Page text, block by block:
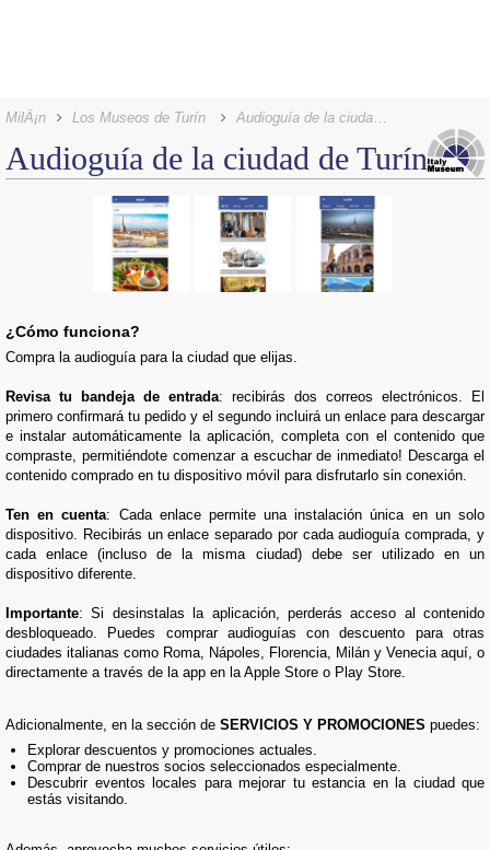
MilÃ¡n Los Museos de Turín Audioguía de la ciudad de Turín
Audioguía de la ciudad de Turín
¿Cómo funciona?
Compra la audioguía para la ciudad que elijas.
Revisa tu bandeja de entrada: recibirás dos correos electrónicos. El
primero confirmará tu pedido y el segundo incluirá un enlace para descargar
e instalar automáticamente la aplicación, completa con el contenido que
compraste, permitiéndote comenzar a escuchar de inmediato! Descarga el
contenido comprado en tu dispositivo móvil para disfrutarlo sin conexión.
Ten en cuenta: Cada enlace permite una instalación única en un solo
dispositivo. Recibirás un enlace separado por cada audioguía comprada, y
cada enlace (incluso de la misma ciudad) debe ser utilizado en un
dispositivo diferente.
Importante: Si desinstalas la aplicación, perderás acceso al contenido
desbloqueado. Puedes comprar audioguías con descuento para otras
ciudades italianas como Roma, Nápoles, Florencia, Milán y Venecia aquí, o
directamente a través de la app en la Apple Store o Play Store.
Adicionalmente, en la sección de SERVICIOS Y PROMOCIONES puedes:
Explorar descuentos y promociones actuales.
Comprar de nuestros socios seleccionados especialmente.
Descubrir eventos locales para mejorar tu estancia en la ciudad que
estás visitando.